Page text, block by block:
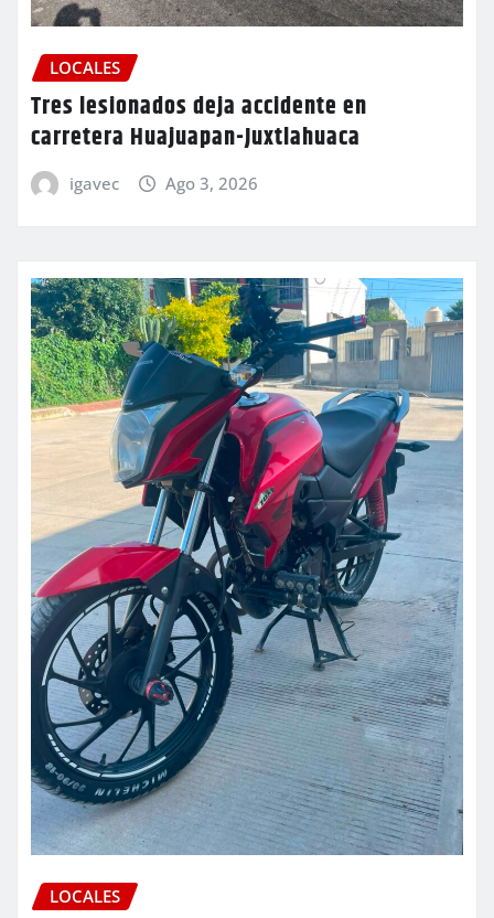
LOCALES
Tres lesionados deja accidente en
carretera Huajuapan-Juxtlahuaca
igavec Ago 3, 2026
LOCALES